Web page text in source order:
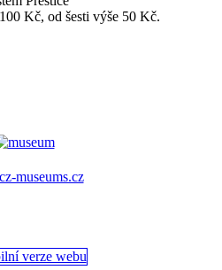
Kč, od šesti výše 50 Kč.
museums.cz